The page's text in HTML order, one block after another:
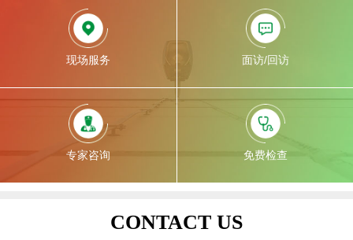
现场服务 面访/回访
专家咨询 免费检查
CONTACT US